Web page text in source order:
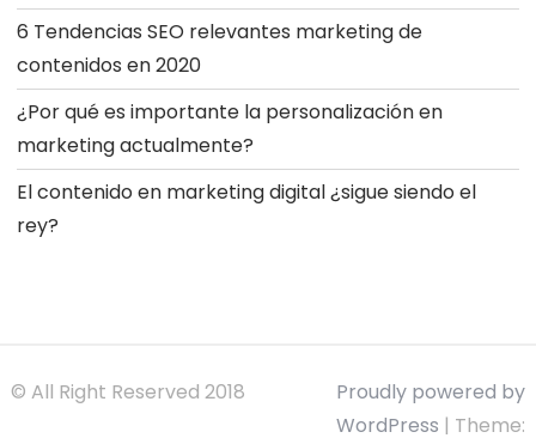
6 Tendencias SEO relevantes marketing de
contenidos en 2020
¿Por qué es importante la personalización en
marketing actualmente?
El contenido en marketing digital ¿sigue siendo el
rey?
© All Right Reserved 2018
Proudly powered by
WordPress | Theme: